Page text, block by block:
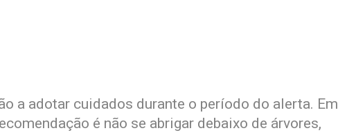
a adotar cuidados durante o período do alerta. Em
é não se abrigar debaixo de árvores,